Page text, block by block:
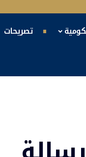
تصريحات